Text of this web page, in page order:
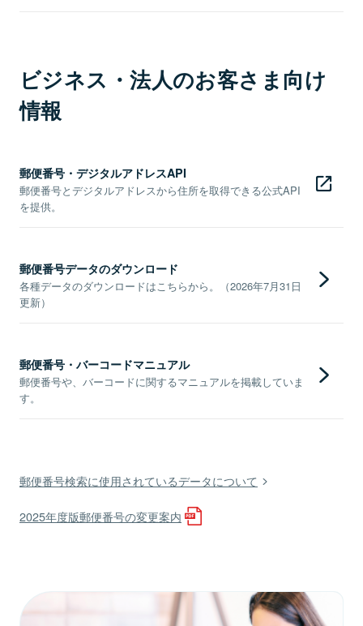
ビジネス・法人のお客さま向け
情報
郵便番号・デジタルアドレスAPI
郵便番号とデジタルアドレスから住所を取得できる公式API
を提供。
郵便番号データのダウンロード
各種データのダウンロードはこちらから。（2026年7月31日
更新）
郵便番号・バーコードマニュアル
郵便番号や、バーコードに関するマニュアルを掲載していま
す。
郵便番号検索に使用されているデータについて
2025年度版郵便番号の変更案内